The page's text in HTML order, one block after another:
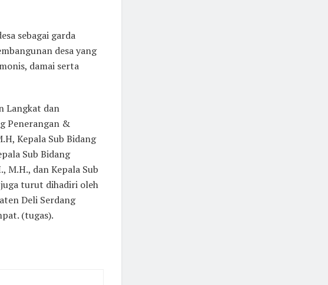
sebagai garda
desa yang
damai serta
Langkat dan
Penerangan &
Kepala Sub Bidang
Sub Bidang
M.H., dan Kepala Sub
turut dihadiri oleh
Deli Serdang
(tugas).